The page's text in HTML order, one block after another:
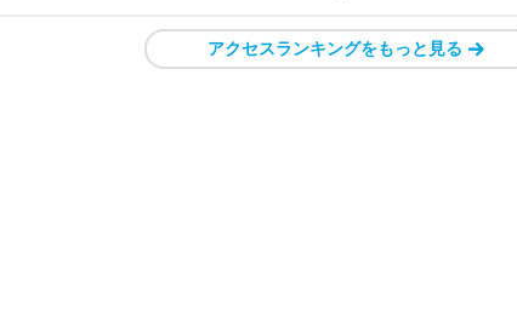
アクセスランキングをもっと見る